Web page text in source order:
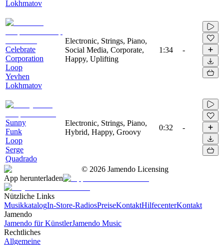
Lokhmatov
Celebrate
Corporation
Loop
Yevhen
Lokhmatov
Electronic, Strings, Piano,
Social Media, Corporate,
Happy, Uplifting
1:34 -
Sunny
Funk
Loop
Serge
Quadrado
Electronic, Strings, Piano,
Hybrid, Happy, Groovy
0:32 -
© 2026 Jamendo Licensing
App herunterladen
Nützliche Links
MusikkatalogIn-Store-RadiosPreiseKontaktHilfecenterKontakt
Jamendo
Jamendo für KünstlerJamendo Music
Rechtliches
Allgemeine